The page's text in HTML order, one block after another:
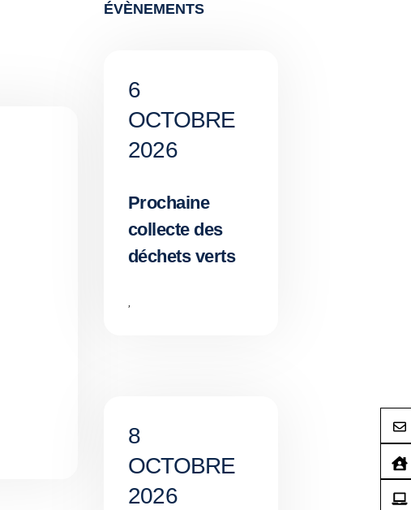
ÉVÈNEMENTS
6
OCTOBRE
2026
Prochaine
collecte des
déchets verts
,
8
OCTOBRE
2026